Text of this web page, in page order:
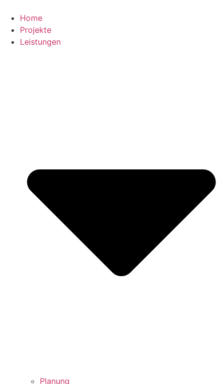
Inhalt
springen
Home
Projekte
Leistungen
Planung